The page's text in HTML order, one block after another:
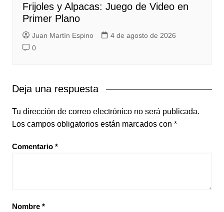
Frijoles y Alpacas: Juego de Video en
Primer Plano
Juan Martín Espino
4 de agosto de 2026
0
Deja una respuesta
Tu dirección de correo electrónico no será publicada.
Los campos obligatorios están marcados con *
Comentario *
Nombre *